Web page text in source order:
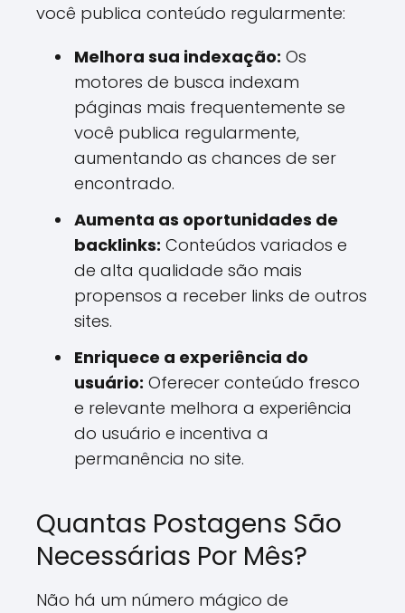
você publica conteúdo regularmente:
Melhora sua indexação: Os
motores de busca indexam
páginas mais frequentemente se
você publica regularmente,
aumentando as chances de ser
encontrado.
Aumenta as oportunidades de
backlinks: Conteúdos variados e
de alta qualidade são mais
propensos a receber links de outros
sites.
Enriquece a experiência do
usuário: Oferecer conteúdo fresco
e relevante melhora a experiência
do usuário e incentiva a
permanência no site.
Quantas Postagens São
Necessárias Por Mês?
Não há um número mágico de